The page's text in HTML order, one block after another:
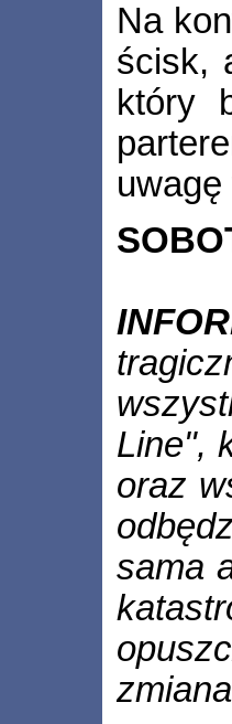
Na
ścisk,
który
uwagę
Line",
oraz
sama